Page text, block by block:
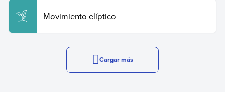
Movimiento elíptico
Cargar más